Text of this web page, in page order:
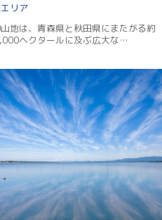
地は、青森県と秋田県にまたがる約
ヘクタールに及ぶ広大な…